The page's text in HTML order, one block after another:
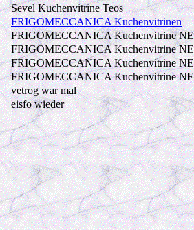
Sevel Kuchenvitrine Teos
FRIGOMECCANICA Kuchenvitrinen
FRIGOMECCANICA Kuchenvitrine
FRIGOMECCANICA Kuchenvitrine
FRIGOMECCANICA Kuchenvitrine
FRIGOMECCANICA Kuchenvitrine
vetrog war mal
eisfo wieder